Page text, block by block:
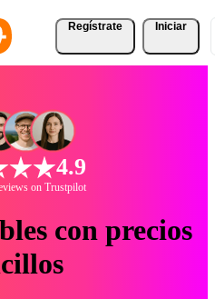
Regístrate Iniciar
4.9
on Trustpilot
con precios